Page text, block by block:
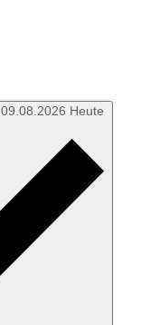
09.08.2026 Heute